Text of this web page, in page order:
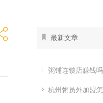
最新文章
粥铺连锁店赚钱
全时段都有生意
杭州粥员外加盟